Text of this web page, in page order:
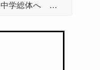
リレーで東海中学総体へ 伊賀・名張